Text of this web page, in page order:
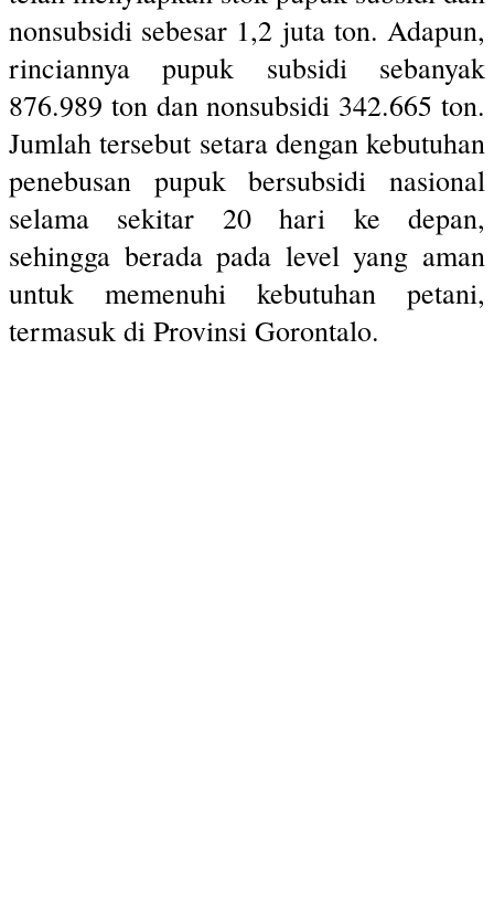
nonsubsidi sebesar 1,2 juta ton. Adapun,
rinciannya pupuk subsidi sebanyak
876.989 ton dan nonsubsidi 342.665 ton.
Jumlah tersebut setara dengan kebutuhan
penebusan pupuk bersubsidi nasional
selama sekitar 20 hari ke depan,
sehingga berada pada level yang aman
untuk memenuhi kebutuhan petani,
termasuk di Provinsi Gorontalo.